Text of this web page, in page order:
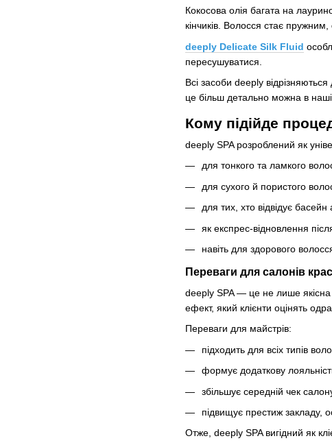
Кокосова олія багата на
кінчиків. Волосся стає
deeply Delicate Silk Fluid
пересушуватися.
Всі засоби deeply
це більш детально можна в
Кому підійде
deeply SPA розроблений як
для тонкого та ламкого
для сухого й пористого
для тих, хто відвідує
як експрес-відновлення
навіть для здорового
Переваги для салонів
deeply SPA — це не лише якісна
ефект, який клієнти оцінять
Переваги для майстрів:
підходить для всіх типів
формує додаткову
збільшує середній чек
підвищує престиж закладу,
Отже, deeply SPA вигідний як